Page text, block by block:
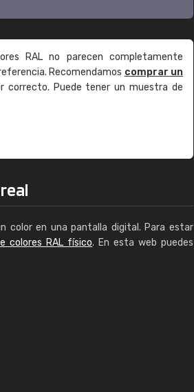
RAL no parecen completamente
Recomendamos comprar un
correcto. Puede tener un muestra de
color en una pantalla digital. Para estar
colores RAL físico. En esta web puedes
Enrique